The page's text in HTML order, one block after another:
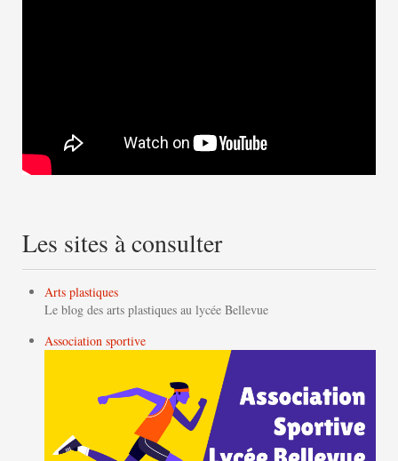
Les sites à consulter
Arts plastiques
Le blog des arts plastiques au lycée Bellevue
Association sportive